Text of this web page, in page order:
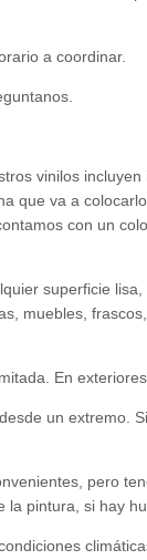
a coordinar.
vinilos
que va a
con un
superficie
muebles,
En
un extremo.
pero
pintura, si hay